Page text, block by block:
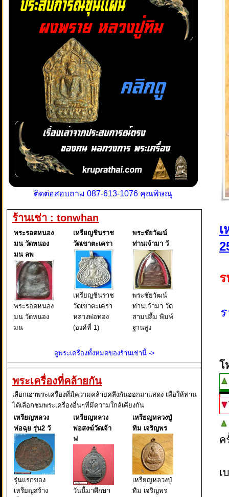
ติดต่อสอบถาม 087-613-1076 คุณพิษณุ
ร้านเช่า : tonwhan
พระรอดหนอง
มน วัดหนอง
มน ลพ
พระรอดหนอง
มน วัดหนอง
มน
เหรียญชินราช
วัดเขาตะเครา
เหรียญชินราช
วัดเขาตะเครา
หลวงพ่อทอง
(องค์ที่ 1)
พระชัยวัฒน์
ท่านเจ้ามา วั
พระชัยวัฒน์
ท่านเจ้ามา วัด
สามปลื้ม พิมพ์
ฐานสูง
ดูพระเครื่องทั้งหมดของร้านเช่านี้ ->
พระเครื่องที่คล้ายกัน
เลือกเอาพระเครื่องที่มีความคล้ายคลึงกันออกมาแสดง เพื่อให้ท่าน
ได้เลือกชมพระเครื่องอื่นๆที่มีความใกล้เคียงกัน
เหรียญหลวง
พ่อฉุย รุ่น2 วั
รุ่นแรกของ
เหรียญสร้าง
เหรียญหลวง
พ่อสงฆ์วัดเจ้า
ฟ
วันนี้มาศึกษา
เหรียญหลวงปู่
ทิม เจริญพร
เหรียญหลวงปู่
ทิม เจริญพร
โ
เ